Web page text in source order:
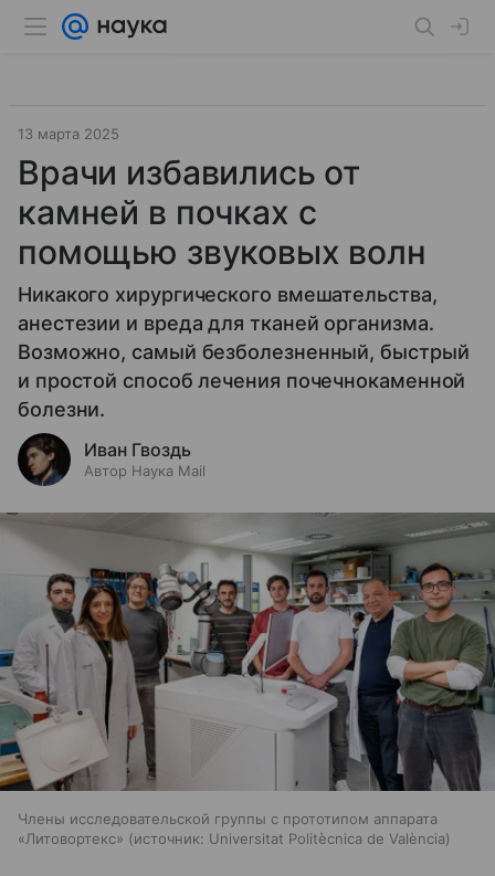
13 марта 2025
Врачи избавились от
камней в почках с
помощью звуковых волн
Никакого хирургического вмешательства,
анестезии и вреда для тканей организма.
Возможно, самый безболезненный, быстрый
и простой способ лечения почечнокаменной
болезни.
Иван Гвоздь
Автор Наука Mail
Члены исследовательской группы с прототипом аппарата
«Литовортекс»
источник: Universitat Politècnica de València